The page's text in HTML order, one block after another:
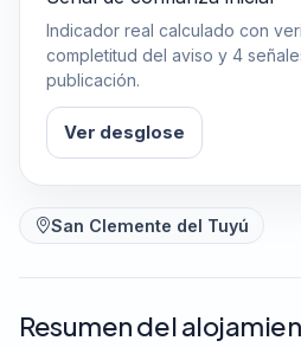
Indicador real calculado con
completitud del aviso y 4
publicación.
Ver desglose
San Clemente del Tuyú
Resumen del